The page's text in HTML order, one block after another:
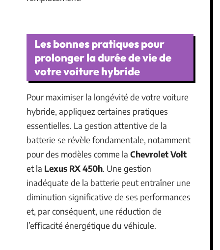
Les bonnes pratiques pour
prolonger la durée de vie de
votre voiture hybride
Pour maximiser la longévité de votre voiture
hybride, appliquez certaines pratiques
essentielles. La gestion attentive de la
batterie se révèle fondamentale, notamment
pour des modèles comme la Chevrolet Volt
et la Lexus RX 450h. Une gestion
inadéquate de la batterie peut entraîner une
diminution significative de ses performances
et, par conséquent, une réduction de
l’efficacité énergétique du véhicule.